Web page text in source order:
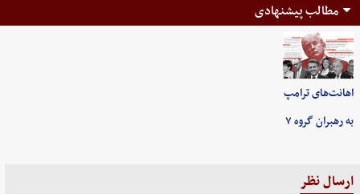
مطالب پیشنهادی
اهانت‌های ترامپ
به رهبران گروه ۷
ارسال نظر